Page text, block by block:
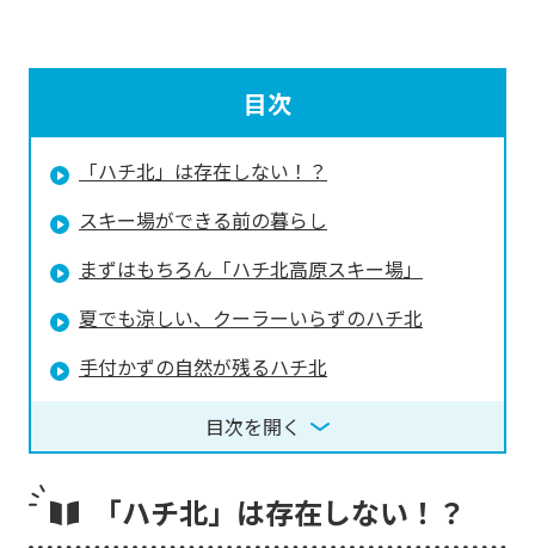
目次
「ハチ北」は存在しない！？
スキー場ができる前の暮らし
まずはもちろん「ハチ北高原スキー場」
夏でも涼しい、クーラーいらずのハチ北
手付かずの自然が残るハチ北
目次を開く
「ハチ北」は存在しない！？